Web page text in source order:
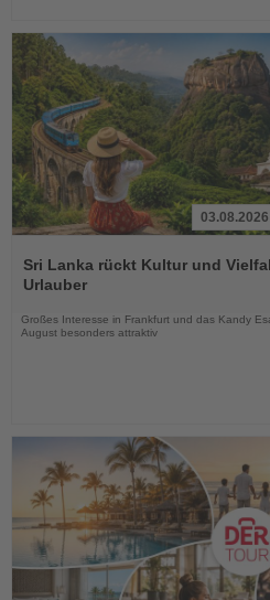
Sie
die
03.08.2026
Sri Lanka rückt Kultur und
Urlauber
Großes Interesse in Frankfurt und das Kandy
August besonders attraktiv